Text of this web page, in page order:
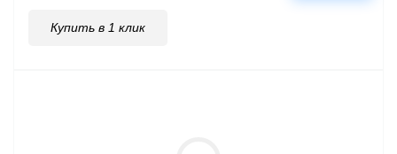
Купить в 1 клик